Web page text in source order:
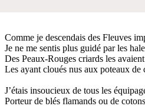
Comme je descendais des Fleuves
Je ne me sentis plus guidé par les
Des Peaux-Rouges criards les
Les ayant cloués nus aux poteaux de
J’étais insoucieux de tous les
Porteur de blés flamands ou de